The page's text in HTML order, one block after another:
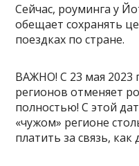
Сейчас, роуминга у
обещает сохранять
поездках по стране.
ВАЖНО! С 23 мая 2023
регионов отменяет
полностью! С этой
«чужом» регионе
платить за связь, как